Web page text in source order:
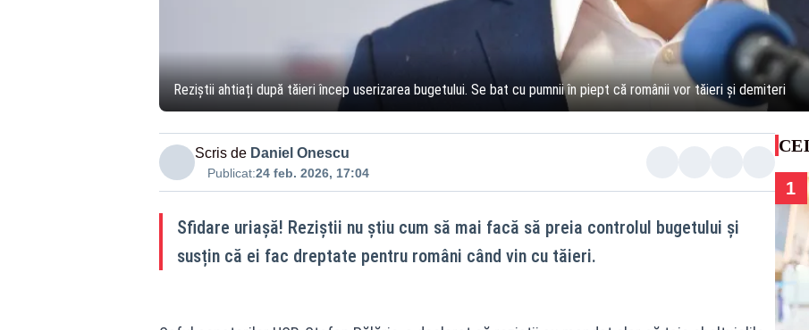
Reziștii ahtiați după tăieri încep userizarea bugetului. Se bat cu pumnii în piept că românii vor tăieri și demiteri
Scris de Daniel Onescu
Publicat:24 feb. 2026, 17:04
Sfidare uriașă! Reziștii nu știu cum să mai facă să preia controlul bugetului și
susțin că ei fac dreptate pentru români când vin cu tăieri.
1